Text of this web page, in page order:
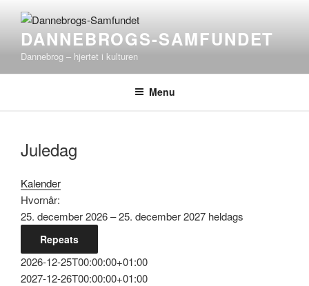
indholdDANNEBROGS-SAMFUNDET
Dannebrog – hjertet i kulturen
Menu
Juledag
Kalender
Hvornår:
25. december 2026 – 25. december 2027 heldags
Repeats
2026-12-25T00:00:00+01:00
2027-12-26T00:00:00+01:00